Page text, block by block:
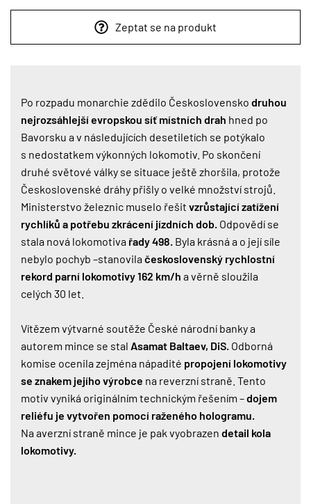
Zeptat se na produkt
Po rozpadu monarchie zdědilo Československo druhou
nejrozsáhlejší evropskou síť místních drah hned po
Bavorsku a v následujících desetiletích se potýkalo
s nedostatkem výkonných lokomotiv. Po skončení
druhé světové války se situace ještě zhoršila, protože
Československé dráhy přišly o velké množství strojů.
Ministerstvo železnic muselo řešit vzrůstající zatížení
rychlíků a potřebu zkrácení jízdních dob. Odpovědí se
stala nová lokomotiva řady 498. Byla krásná a o její síle
nebylo pochyb –stanovila československý rychlostní
rekord parní lokomotivy 162 km/h a věrně sloužila
celých 30 let.
Vítězem výtvarné soutěže České národní banky a
autorem mince se stal Asamat Baltaev, DiS. Odborná
komise ocenila zejména nápadité propojení lokomotivy
se znakem jejího výrobce na reverzní straně. Tento
motiv vyniká originálním technickým řešením –dojem
reliéfu je vytvořen pomocí raženého hologramu.
Na averzní straně mince je pak vyobrazen detail kola
lokomotivy.